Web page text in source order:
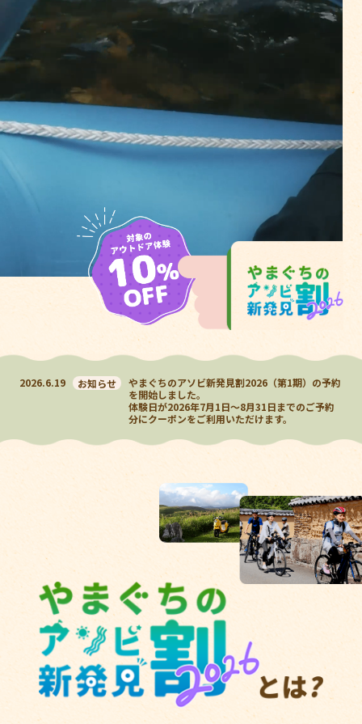
2026.6.19 お知らせ
やまぐちのアソビ新発見割2026（第1期）の予約
を開始しました。
体験日が2026年7月1日～8月31日までのご予約
分にクーポンをご利用いただけます。